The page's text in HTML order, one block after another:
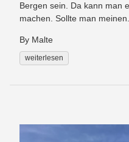
Bergen sein. Da kann man
machen. Sollte man meinen.
By Malte
weiterlesen